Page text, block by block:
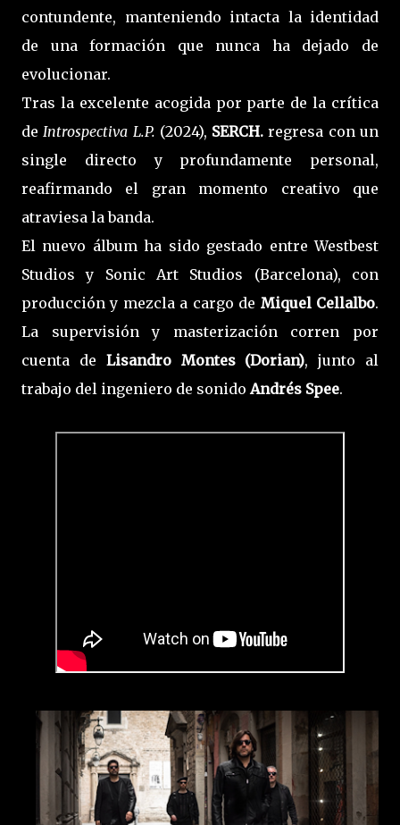
contundente, manteniendo intacta la identidad
de una formación que nunca ha dejado de
evolucionar.
Tras la excelente acogida por parte de la crítica
de Introspectiva L.P. (2024), SERCH.regresa con un
single directo y profundamente personal,
reafirmando el gran momento creativo que
atraviesa la banda.
El nuevo álbum ha sido gestado entre Westbest
Studios y Sonic Art Studios (Barcelona), con
producción y mezcla a cargo de Miquel Cellalbo.
La supervisión y masterización corren por
cuenta de Lisandro Montes (Dorian), junto al
trabajo del ingeniero de sonido Andrés Spee.